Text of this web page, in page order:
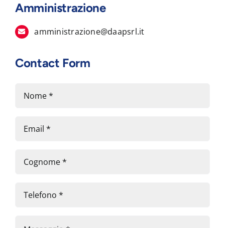
Amministrazione
amministrazione@daapsrl.it
Contact Form